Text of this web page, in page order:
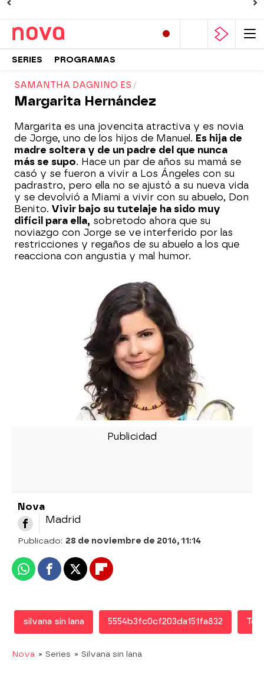
SERIES PROGRAMAS
SAMANTHA DAGNINO ES
Margarita Hernández
Margarita es una jovencita atractiva y es novia
de Jorge, uno de los hijos de Manuel. Es hija de
madre soltera y de un padre del que nunca
más se supo. Hace un par de años su mamá se
casó y se fueron a vivir a Los Ángeles con su
padrastro, pero ella no se ajustó a su nueva vida
y se devolvió a Miami a vivir con su abuelo, Don
Benito. Vivir bajo su tutelaje ha sido muy
difícil para ella, sobretodo ahora que su
noviazgo con Jorge se ve interferido por las
restricciones y regaños de su abuelo a los que
reacciona con angustia y mal humor.
Nova
Madrid
Publicado: 28 de noviembre de 2016, 11:14
WhatsappFacebook
X Flipboard
silvana sin lana 5554b3fc0cf203da151fa832
Nova » Series » Silvana sin lana